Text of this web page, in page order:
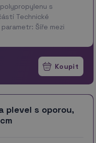
s
Technické
Šíře mezi
plevel s oporou,